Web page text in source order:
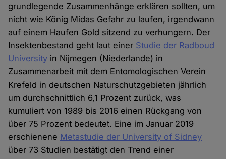
grundlegende Zusammenhänge erklären sollten, um
nicht wie König Midas Gefahr zu laufen, irgendwann
auf einem Haufen Gold sitzend zu verhungern. Der
Insektenbestand geht laut einer Studie der Radboud
University in Nijmegen (Niederlande) in
Zusammenarbeit mit dem Entomologischen Verein
Krefeld in deutschen Naturschutzgebieten jährlich
um durchschnittlich 6,1 Prozent zurück, was
kumuliert von 1989 bis 2016 einen Rückgang von
über 75 Prozent bedeutet. Eine im Januar 2019
erschienene Metastudie der University of Sidney
über 73 Studien bestätigt den Trend einer